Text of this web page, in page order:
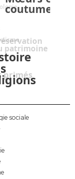
coutumes
primés
patrimoine
sociale